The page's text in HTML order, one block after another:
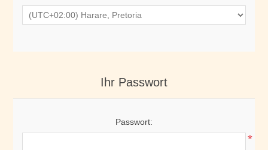
Ihr Passwort
Passwort:
*